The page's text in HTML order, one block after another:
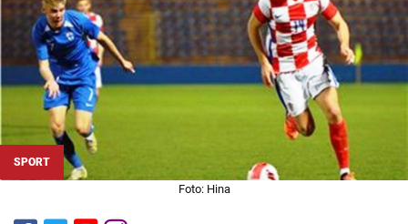
SPORT
Foto: Hina